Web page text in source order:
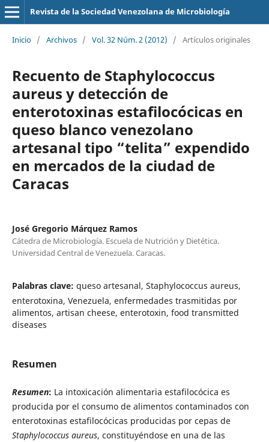
Revista de la Sociedad Venezolana de Microbiología
Inicio / Archivos / Vol. 32 Núm. 2 (2012) / Artículos originales
Recuento de Staphylococcus
aureus y detección de
enterotoxinas estafilocócicas en
queso blanco venezolano
artesanal tipo “telita” expendido
en mercados de la ciudad de
Caracas
José Gregorio Márquez Ramos
Cátedra de Microbiología. Escuela de Nutrición y Dietética.
Universidad Central de Venezuela. Caracas.
Palabras clave: queso artesanal, Staphylococcus aureus,
enterotoxina, Venezuela, enfermedades trasmitidas por
alimentos, artisan cheese, enterotoxin, food transmitted
diseases
Resumen
Resumen: La intoxicación alimentaria estafilocócica es
producida por el consumo de alimentos contaminados con
enterotoxinas estafilocócicas producidas por cepas de
Staphylococcus aureus, constituyéndose en una de las